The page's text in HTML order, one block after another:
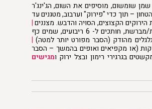
היטב את הבצלים עם 2 כפות שמן שומשום, מוסיפים את השום, הג'ינג'ר
– תוך כדי "פירוק" וערבוב, מטגנים עד
הקצוצים, הסויה והדבש. מצננים|
לוקחים 2 דפי פילו צמודים, משמנים בספריי שמן זית/מברשת, חותכים ל- 6 ריבועים, שמים כף
מהודק (הסבר מפורט יותר למטה) |
על תנור שחומם מראש על 190 מעלות כ-20 דקות (או מקפיאים ואופים בהמשך – הסבר
בגרגירי רימון ובצל ירוק ומגישים